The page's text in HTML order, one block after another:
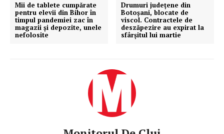
Mii de tablete cumpărate
pentru elevii din Bihor în
timpul pandemiei zac în
magazii și depozite, unele
nefolosite
Drumuri judeţene din
Botoșani, blocate de
viscol. Contractele de
deszăpezire au expirat la
sfârșitul lui martie